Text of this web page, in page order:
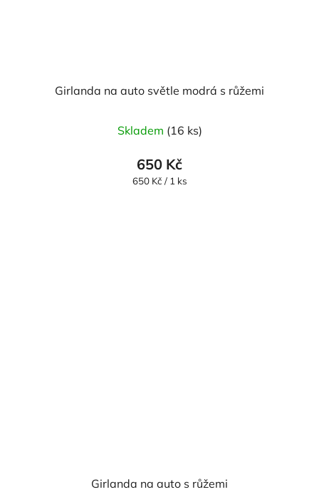
Girlanda na auto světle modrá s růžemi
Skladem (16 ks)
650 Kč
Měrná
650 Kč / 1 ks
Girlanda na auto s růžemi